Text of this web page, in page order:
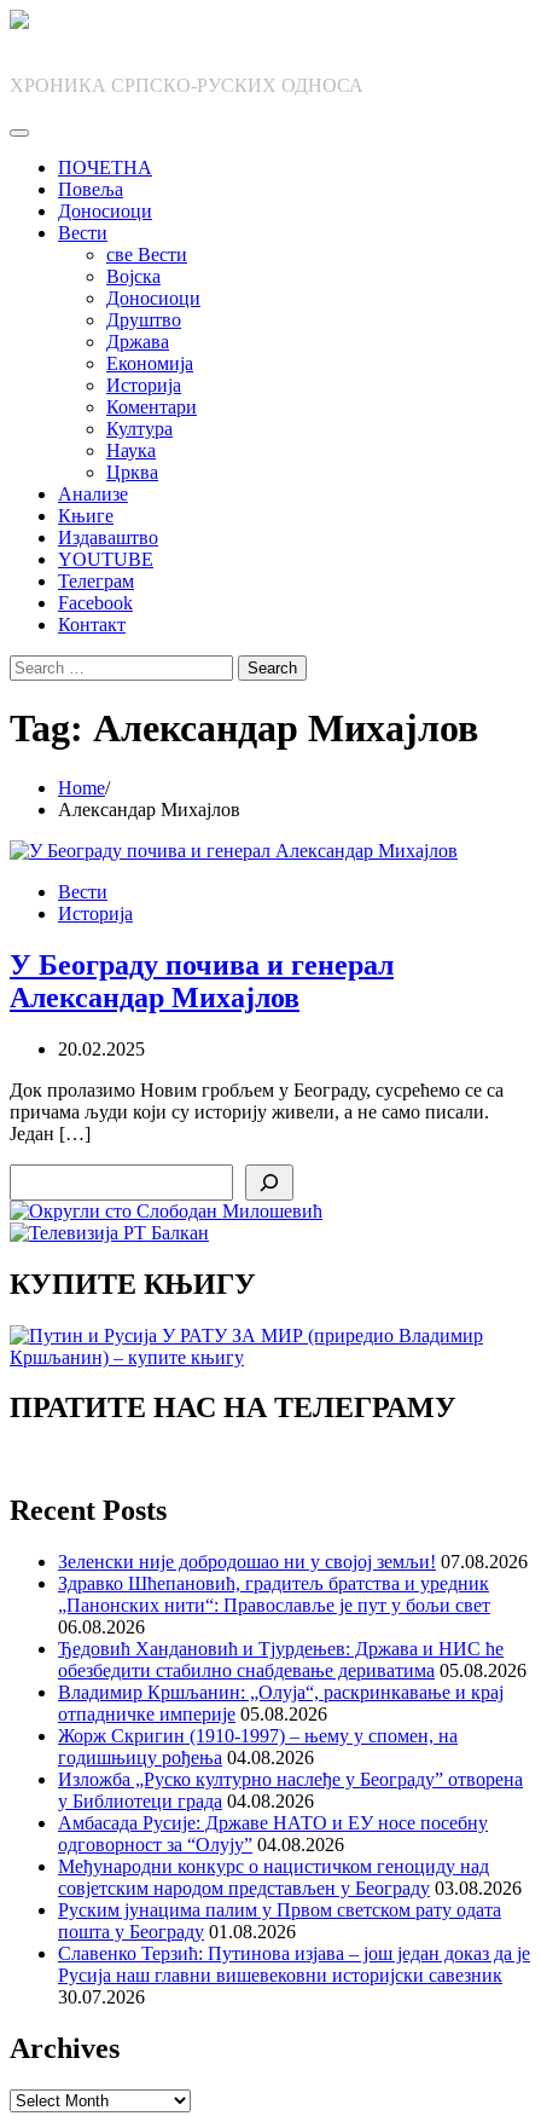
Skip
ХРОНИКА СРПСКО-РУСКИХ ОДНОСА
ПОЧЕТНА
Повеља
Доносиоци
Вести
све Вести
Војска
Доносиоци
Друштво
Држава
Економија
Историја
Коментари
Култура
Наука
Црква
Анализе
Књиге
Издаваштво
YOUTUBE
Телеграм
Facebook
Контакт
Search
for:
Tag: Александар Михајлов
Home
Александар Михајлов
Вести
Историја
У Београду почива и генерал
Александар Михајлов
20.02.2025
Док пролазимо Новим гробљем у Београду, сусрећемо се са
причама људи који су историју живели, а не само писали.
Један […]
КУПИТЕ КЊИГУ
ПРАТИТЕ НАС НА ТЕЛЕГРАМУ
Recent Posts
Зеленски није добродошао ни у својој земљи! 07.08.2026
Здравко Шћепановић, градитељ братства и уредник
„Панонских нити“: Православље је пут у бољи свет
06.08.2026
Ђедовић Хандановић и Тјурдењев: Држава и НИС ће
обезбедити стабилно снабдевање дериватима 05.08.2026
Владимир Кршљанин: „Олуја“, раскринкавање и крај
отпадничке империје 05.08.2026
Жорж Скригин (1910-1997) – њему у спомен, на
годишњицу рођења 04.08.2026
Изложба „Руско културно наслеђе у Београду” отворена
у Библиотеци града 04.08.2026
Амбасада Русије: Државе НАТО и ЕУ носе посебну
одговорност за “Олују” 04.08.2026
Међународни конкурс о нацистичком геноциду над
совјетским народом представљен у Београду 03.08.2026
Руским јунацима палим у Првом светском рату одата
пошта у Београду 01.08.2026
Славенко Терзић: Путинова изјава – још један доказ да је
Русија наш главни вишевековни историјски савезник
30.07.2026
Archives
Archives